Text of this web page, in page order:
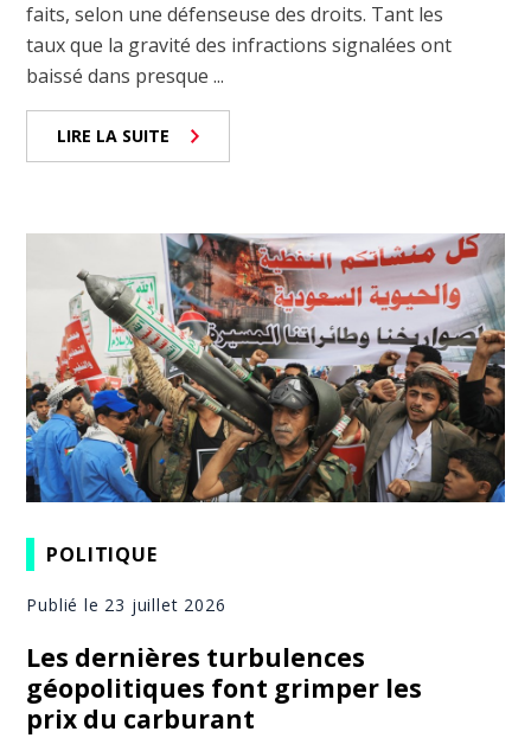
faits, selon une défenseuse des droits. Tant les
taux que la gravité des infractions signalées ont
baissé dans presque ...
LIRE LA SUITE
POLITIQUE
Publié le 23 juillet 2026
Les dernières turbulences
géopolitiques font grimper les
prix du carburant